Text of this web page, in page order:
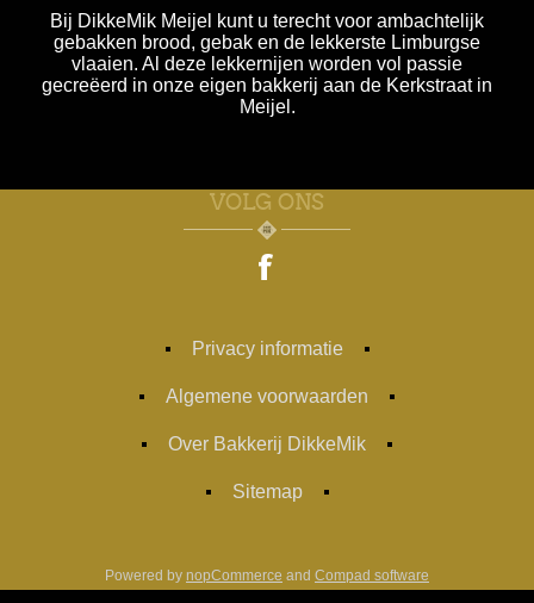
Bij DikkeMik Meijel kunt u terecht voor ambachtelijk
gebakken brood, gebak en de lekkerste Limburgse
vlaaien. Al deze lekkernijen worden vol passie
gecreëerd in onze eigen bakkerij aan de Kerkstraat in
Meijel.
VOLG ONS
Privacy informatie
Algemene voorwaarden
Over Bakkerij DikkeMik
Sitemap
Powered by nopCommerce and Compad software